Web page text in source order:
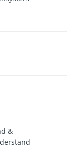
&